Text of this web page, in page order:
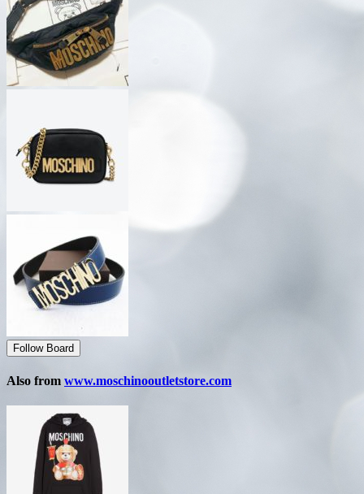
Follow Board
Also from www.moschinooutletstore.com